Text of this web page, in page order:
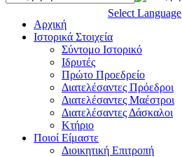
Select Language
Αρχική
Ιστορικά Στοιχεία
Σύντομο Ιστορικό
Ιδρυτές
Πρώτο Προεδρείο
Διατελέσαντες Πρόεδροι
Διατελέσαντες Μαέστροι
Διατελέσαντες Δάσκαλοι
Κτήριο
Ποιοί Είμαστε
Διοικητική Επιτροπή